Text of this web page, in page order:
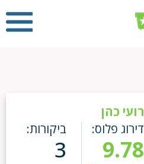
רועי כהן
דירוג פלוס:
9.78
ביקורות:
3